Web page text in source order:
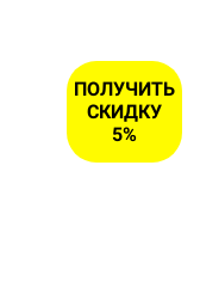
ПОЛУЧИТЬ
СКИДКУ
5%